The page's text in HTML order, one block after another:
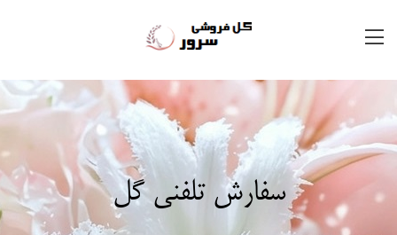
سفارش تلفنی گل